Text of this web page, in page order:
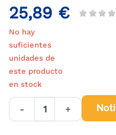
25,89 €
No hay
suficientes
unidades de
este producto
en stock
- +